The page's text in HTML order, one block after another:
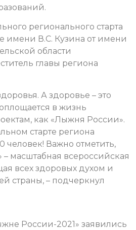
регионального старта
имени В.С. Кузина от имени
области
главы региона
А здоровье – это
в жизнь
как «Лыжня России».
старте региона
человек! Важно отметить,
масштабная всероссийская
всех здоровых духом и
страны, – подчеркнул
России-2021» заявились